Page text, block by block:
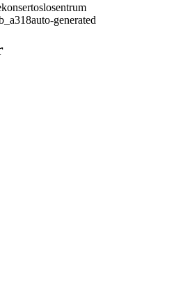
konsertoslosentrum
auto-generated